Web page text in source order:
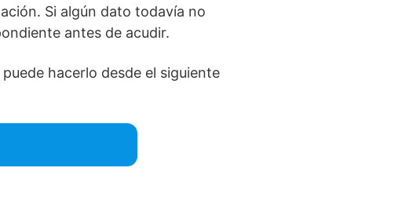
Si algún dato todavía no
antes de acudir.
hacerlo desde el siguiente